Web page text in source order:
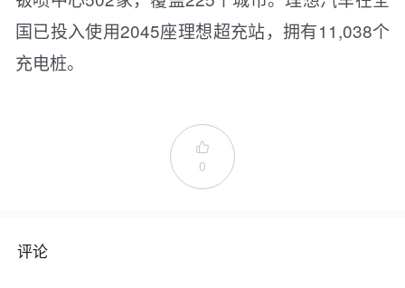
国已投入使用2045座理想超充站，拥有11,038个
充电桩。

0
评论